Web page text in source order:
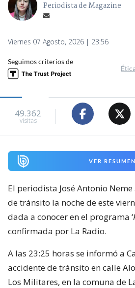
Periodista de Magazine
Viernes 07 Agosto, 2026 | 23:56
Seguimos criterios de
49.362
visitas
VER RESUMEN
El periodista José Antonio
de tránsito la noche de este
dada a conocer en el programa ‘
confirmada por La Radio.
A las 23:25 horas se informó a
accidente de tránsito en calle
Los Militares, en la comuna de